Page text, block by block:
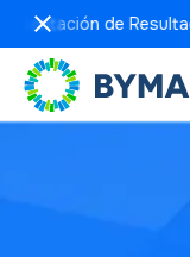
de